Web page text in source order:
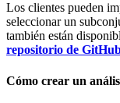
Los clientes pueden
seleccionar un
también están
repositorio de
Cómo crear un